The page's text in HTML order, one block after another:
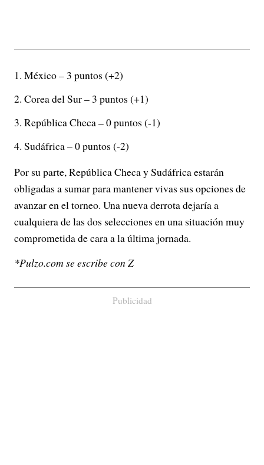
México – 3 puntos (+2)
Corea del Sur – 3 puntos (+1)
República Checa – 0 puntos (-1)
Sudáfrica – 0 puntos (-2)
Por su parte, República Checa y Sudáfrica estarán
obligadas a sumar para mantener vivas sus opciones de
avanzar en el torneo. Una nueva derrota dejaría a
cualquiera de las dos selecciones en una situación muy
comprometida de cara a la última jornada.
*Pulzo.com se escribe con Z
Publicidad